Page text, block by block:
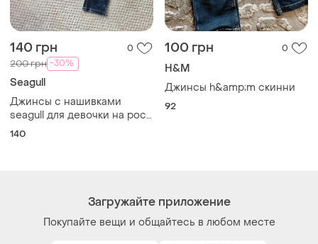
140 грн 0
200 грн -30%
Seagull
Джинсы с нашивками
seagull для девочки на рост
140 см
140
100 грн 0
H&M
Джинсы h&amp;m скинни
92
Загружайте приложение
Покупайте вещи и общайтесь в любом месте